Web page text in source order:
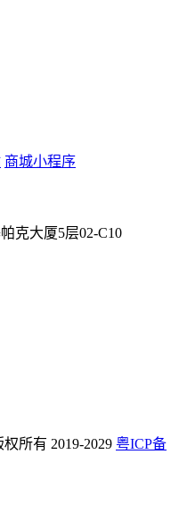
商城小程序
克大厦5层02-C10
权所有 2019-2029 粤ICP备